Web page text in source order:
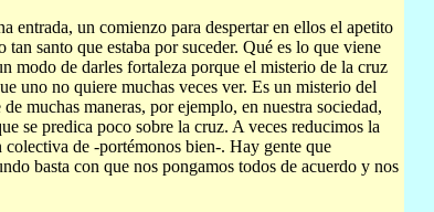
entrada, un comienzo para despertar en ellos el apetito
tan santo que estaba por suceder. Qué es lo que viene
modo de darles fortaleza porque el misterio de la cruz
uno no quiere muchas veces ver. Es un misterio del
muchas maneras, por ejemplo, en nuestra sociedad,
se predica poco sobre la cruz. A veces reducimos la
de -portémonos bien-. Hay gente que
basta con que nos pongamos todos de acuerdo y nos